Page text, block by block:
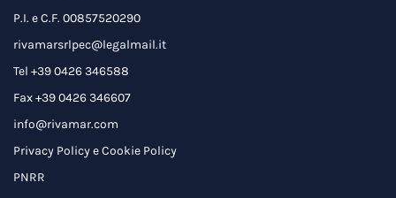
P.I. e C.F. 00857520290
rivamarsrlpec@legalmail.it
Tel +39 0426 346588
Fax +39 0426 346607
info@rivamar.com
Privacy PolicyeCookie Policy
PNRR